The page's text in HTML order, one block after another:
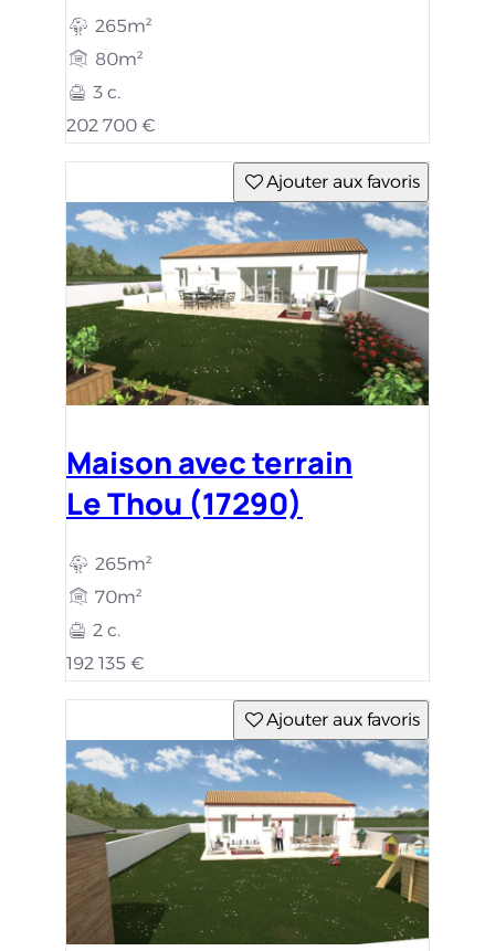
265m²
80m²
3 c.
202 700 €
Ajouter aux favoris
Maison avec terrain
Le Thou (17290)
265m²
70m²
2 c.
192 135 €
Ajouter aux favoris